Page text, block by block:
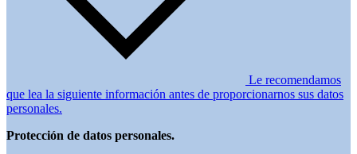
Le recomendamos
que lea la siguiente información antes de proporcionarnos sus datos
personales.
Protección de datos personales.